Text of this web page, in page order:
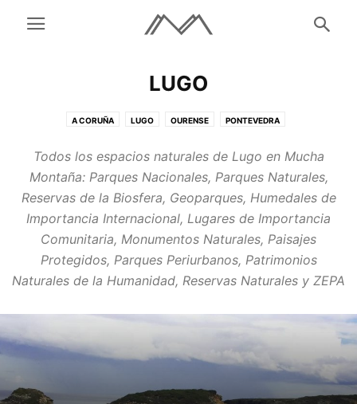
LUGO
A CORUÑA LUGO OURENSE PONTEVEDRA
Todos los espacios naturales de Lugo en Mucha
Montaña: Parques Nacionales, Parques Naturales,
Reservas de la Biosfera, Geoparques, Humedales de
Importancia Internacional, Lugares de Importancia
Comunitaria, Monumentos Naturales, Paisajes
Protegidos, Parques Periurbanos, Patrimonios
Naturales de la Humanidad, Reservas Naturales y ZEPA